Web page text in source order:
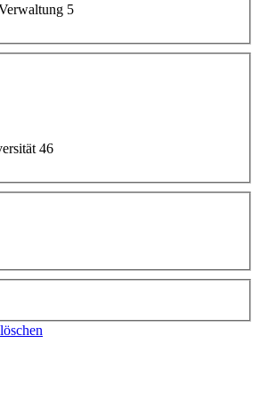
5
46